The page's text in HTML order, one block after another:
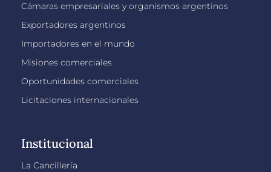
Cámaras empresariales y organismos argentinos
Exportadores argentinos
Importadores en el mundo
Misiones comerciales
Oportunidades comerciales
Licitaciones internacionales
Institucional
La Cancillería